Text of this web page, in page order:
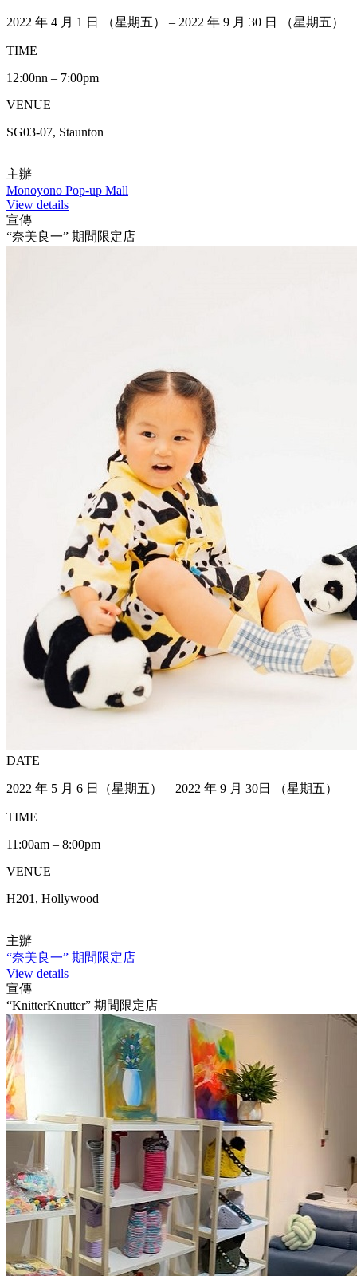
2022 年 4 月 1 日 （星期五） – 2022 年 9 月 30 日 （星期五）
TIME
12:00nn – 7:00pm
VENUE
SG03-07, Staunton
主辦
Monoyono Pop-up Mall
View details
宣傳
“奈美良一” 期間限定店
DATE
2022 年 5 月 6 日（星期五） – 2022 年 9 月 30日 （星期五）
TIME
11:00am – 8:00pm
VENUE
H201, Hollywood
主辦
“奈美良一” 期間限定店
View details
宣傳
“KnitterKnutter” 期間限定店